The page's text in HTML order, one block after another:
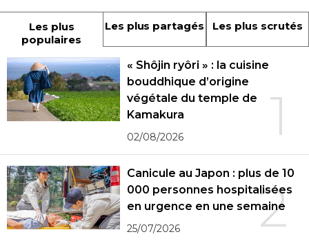
Les plus
populaires
Les plus partagés Les plus scrutés
1
« Shôjin ryôri » : la cuisine
bouddhique d’origine
végétale du temple de
Kamakura
02/08/2026
2
Canicule au Japon : plus de 10
000 personnes hospitalisées
en urgence en une semaine
25/07/2026